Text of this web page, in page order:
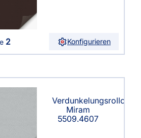
2 Konfigurieren
Verdunkelungsrollo
Miram
5509.4607